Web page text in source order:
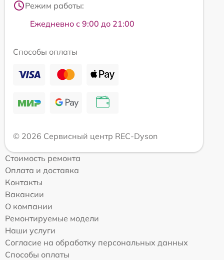
Режим работы:
Ежедневно с 9:00 до 21:00
Способы оплаты
© 2026 Сервисный центр REC-Dyson
Стоимость ремонта
Оплата и доставка
Контакты
Вакансии
О компании
Ремонтируемые модели
Наши услуги
Согласие на обработку персональных данных
Способы оплаты